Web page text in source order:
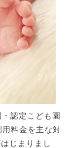
認定こども園
料金を主な対
じまりまし